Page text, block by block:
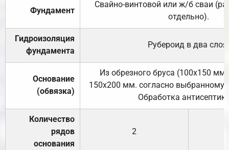
Фундамент
Свайно-винтовой или ж/б сваи
отдельно).
Гидроизоляция
фундамента
Рубероид в два слоя.
Основание
(обвязка)
Из обрезного бруса (100х150
150х200 мм. согласно выбранному
Обработка
Количество
рядов
основания
2